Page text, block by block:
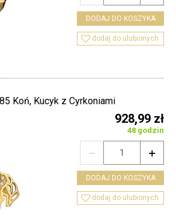
DODAJ DO KOSZYKA
 dodaj do ulubionych
Koń, Kucyk z Cyrkoniami
928,99 zł
48 godzin


DODAJ DO KOSZYKA
 dodaj do ulubionych